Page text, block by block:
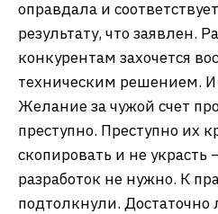
оправдала и
результату, что заявлен.
конкурентам захочется
техническим решением. И
Желание за чужой счет
преступно. Преступно их
скопировать и не
разработок не нужно. К
подтолкнули.